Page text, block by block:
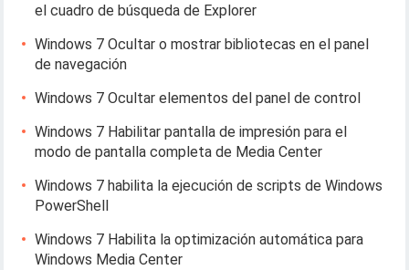
el cuadro de búsqueda de Explorer
Windows 7 Ocultar o mostrar bibliotecas en el panel
de navegación
Windows 7 Ocultar elementos del panel de control
Windows 7 Habilitar pantalla de impresión para el
modo de pantalla completa de Media Center
Windows 7 habilita la ejecución de scripts de Windows
PowerShell
Windows 7 Habilita la optimización automática para
Windows Media Center